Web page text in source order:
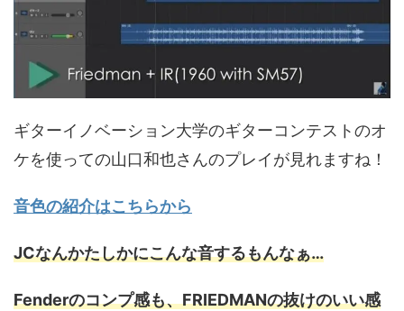
ギターイノベーション大学のギターコンテストのオ
ケを使っての山口和也さんのプレイが見れますね！
音色の紹介はこちらから
JCなんかたしかにこんな音するもんなぁ…
Fenderのコンプ感も、FRIEDMANの抜けのいい感